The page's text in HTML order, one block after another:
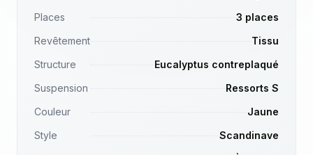
Places
3 places
Revêtement
Tissu
Structure
Eucalyptus contreplaqué
Suspension
Ressorts S
Couleur
Jaune
Style
Scandinave